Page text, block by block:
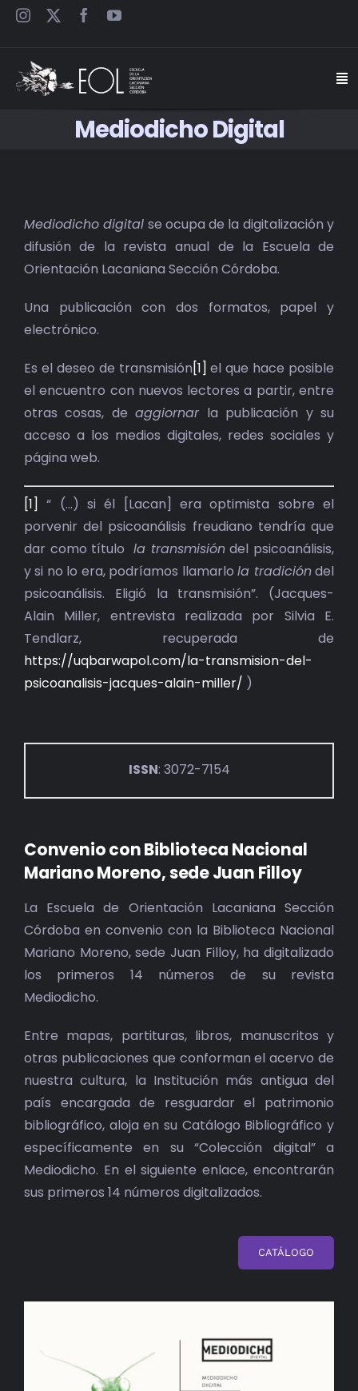
Saltar
SEMINARIOS
CARTELES
BIBLIOTECA
RED EOL
ACTUALIDAD
CONTACTO
Mediodicho Digital
Mediodicho digital se ocupa de la digitalización y
difusión de la revista anual de la Escuela de
Orientación Lacaniana Sección Córdoba.
Una publicación con dos formatos, papel y
electrónico.
Es el deseo de transmisión[1] el que hace posible
el encuentro con nuevos lectores a partir, entre
otras cosas, deaggiornarla publicación y su
acceso a los medios digitales, redes sociales y
página web.
[1] “ (…) si él [Lacan] era optimista sobre el
porvenir del psicoanálisis freudiano tendría que
dar como títulola transmisióndel psicoanálisis,
y si no lo era, podríamos llamarlola tradicióndel
psicoanálisis. Eligió la transmisión”. (Jacques-
Alain Miller, entrevista realizada por Silvia E.
Tendlarz, recuperada de
https://uqbarwapol.com/la-transmision-del-
psicoanalisis-jacques-alain-miller/ )
ISSN: 3072-7154
Convenio con Biblioteca Nacional
Mariano Moreno, sede Juan Filloy
La Escuela de Orientación Lacaniana Sección
Córdoba en convenio con la Biblioteca Nacional
Mariano Moreno, sede Juan Filloy, ha digitalizado
los primeros 14 números de su revista
Mediodicho.
Entre mapas, partituras, libros, manuscritos y
otras publicaciones que conforman el acervo de
nuestra cultura, la Institución más antigua del
país encargada de resguardar el patrimonio
bibliográfico, aloja en su Catálogo Bibliográfico y
específicamente en su “Colección digital” a
Mediodicho. En el siguiente enlace, encontrarán
sus primeros 14 números digitalizados.
CATÁLOGO